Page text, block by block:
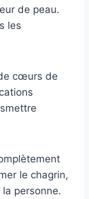
de peau.
les
cœurs de
le chagrin,
la personne.